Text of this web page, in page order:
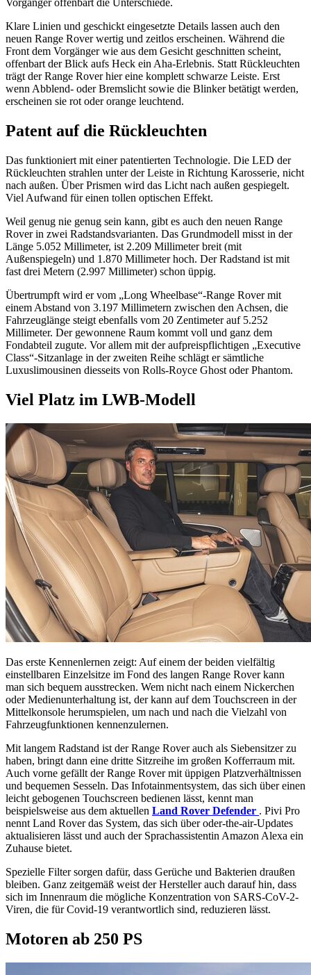
Vorgänger offenbart die Unterschiede.
Klare Linien und geschickt eingesetzte Details lassen auch den
neuen Range Rover wertig und zeitlos erscheinen. Während die
Front dem Vorgänger wie aus dem Gesicht geschnitten scheint,
offenbart der Blick aufs Heck ein Aha-Erlebnis. Statt Rückleuchten
trägt der Range Rover hier eine komplett schwarze Leiste. Erst
wenn Abblend- oder Bremslicht sowie die Blinker betätigt werden,
erscheinen sie rot oder orange leuchtend.
Patent auf die Rückleuchten
Das funktioniert mit einer patentierten Technologie. Die LED der
Rückleuchten strahlen unter der Leiste in Richtung Karosserie, nicht
nach außen. Über Prismen wird das Licht nach außen gespiegelt.
Viel Aufwand für einen tollen optischen Effekt.
Weil genug nie genug sein kann, gibt es auch den neuen Range
Rover in zwei Radstandsvarianten. Das Grundmodell misst in der
Länge 5.052 Millimeter, ist 2.209 Millimeter breit (mit
Außenspiegeln) und 1.870 Millimeter hoch. Der Radstand ist mit
fast drei Metern (2.997 Millimeter) schon üppig.
Übertrumpft wird er vom „Long Wheelbase“-Range Rover mit
einem Abstand von 3.197 Millimetern zwischen den Achsen, die
Fahrzeuglänge steigt ebenfalls vom 20 Zentimeter auf 5.252
Millimeter. Der gewonnene Raum kommt voll und ganz dem
Fondabteil zugute. Vor allem mit der aufpreispflichtigen „Executive
Class“-Sitzanlage in der zweiten Reihe schlägt er sämtliche
Luxuslimousinen diesseits von Rolls-Royce Ghost oder Phantom.
Viel Platz im LWB-Modell
Das erste Kennenlernen zeigt: Auf einem der beiden vielfältig
einstellbaren Einzelsitze im Fond des langen Range Rover kann
man sich bequem ausstrecken. Wem nicht nach einem Nickerchen
oder Medienunterhaltung ist, der kann auf dem Touchscreen in der
Mittelkonsole herumspielen, um nach und nach die Vielzahl von
Fahrzeugfunktionen kennenzulernen.
Mit langem Radstand ist der Range Rover auch als Siebensitzer zu
haben, bringt dann eine dritte Sitzreihe im großen Kofferraum mit.
Auch vorne gefällt der Range Rover mit üppigen Platzverhältnissen
und bequemen Sesseln. Das Infotainmentsystem, das sich über einen
leicht gebogenen Touchscreen bedienen lässt, kennt man
beispielsweise aus dem aktuellen Land Rover Defender . Pivi Pro
nennt Land Rover das System, das sich über oder-the-air-Updates
aktualisieren lässt und auch der Sprachassistentin Amazon Alexa ein
Zuhause bietet.
Spezielle Filter sorgen dafür, dass Gerüche und Bakterien draußen
bleiben. Ganz zeitgemäß weist der Hersteller auch darauf hin, dass
sich im Innenraum die mögliche Konzentration von SARS-CoV-2-
Viren, die für Covid-19 verantwortlich sind, reduzieren lässt.
Motoren ab 250 PS